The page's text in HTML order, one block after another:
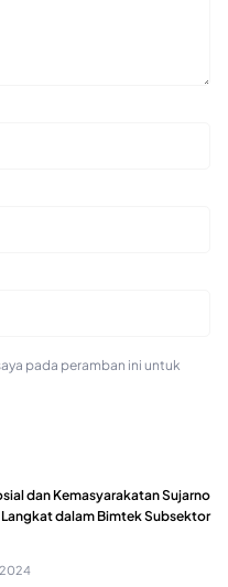
pada peramban ini untuk
dan Kemasyarakatan Sujarno
dalam Bimtek Subsektor
2024